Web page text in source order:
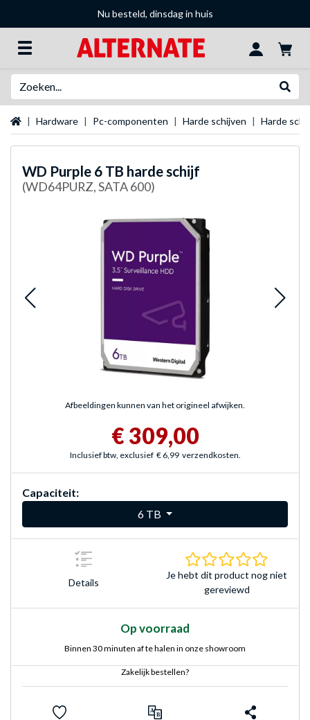
Nu besteld, dinsdag in huis
Startpagina
Hardware Pc-componenten Harde schijven Harde
WD Purple 6 TB harde schijf
(WD64PURZ, SATA 600)
Afbeeldingen kunnen van het origineel afwijken.
€ 309,00
Inclusief btw, exclusief € 6,99 verzendkosten.
Capaciteit:
6 TB
Details
Je hebt dit product nog niet
gereviewd
Op voorraad
Binnen 30 minuten af te halen in onze showroom
Zakelijk bestellen?